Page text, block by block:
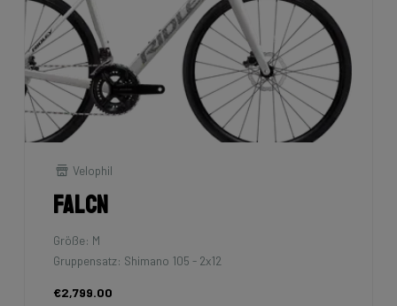
Velophil
Falcn
Größe: M
Gruppensatz: Shimano 105 - 2x12
€2,799.00